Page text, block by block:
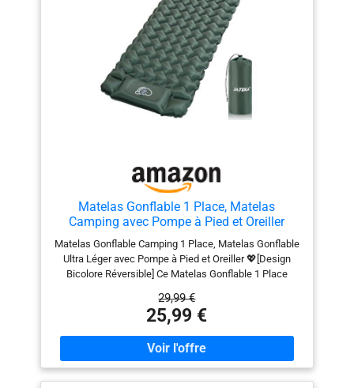
Matelas Gonflable 1 Place, Matelas
Camping avec Pompe à Pied et Oreiller
Matelas Gonflable Camping 1 Place, Matelas Gonflable
Ultra Léger avec Pompe à Pied et Oreiller 💖[Design
Bicolore Réversible] Ce Matelas Gonflable 1 Place
faces utilisables pour utilisation. La structure réversible
permet d’utiliser le Matelas Camping des deux côtés
selon vos préférences ou l’environnement. 🦶 [Gonflage
Rapide et Dégonflage] Le Matelas Gonflable 1 Place
Camping ne nécessite ni mains, ni bouche, ni pompe à
air. Grâce à la pompe à pied intégrée, ce Matelas
29,99 €
25,99 €